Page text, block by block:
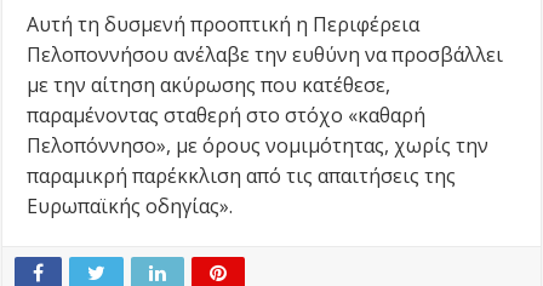
Αυτή τη δυσμενή προοπτική η Περιφέρεια
Πελοποννήσου ανέλαβε την ευθύνη να προσβάλλει
με την αίτηση ακύρωσης που κατέθεσε,
παραμένοντας σταθερή στο στόχο «καθαρή
Πελοπόννησο», με όρους νομιμότητας, χωρίς την
παραμικρή παρέκκλιση από τις απαιτήσεις της
Ευρωπαϊκής οδηγίας».